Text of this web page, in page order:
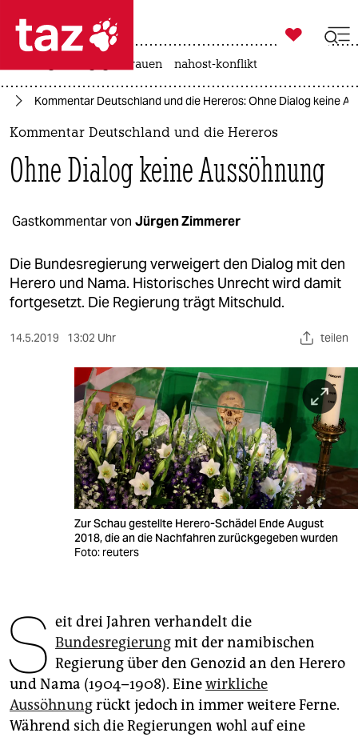
 taz zahl ich
taz zahl ich
politik
öko
gesellschaft
kultur
wahrheit
veranstaltungen
unterstützen
abo
genossenschaft
epaper login

taz zahl ich
gewalt gegen frauen nahost-konflikt
Kommentar Deutschland und die Hereros: Ohne Dialog keine
Kommentar Deutschland und die Hereros
Ohne Dialog keine Aussöhnung
Gastkommentar von Jürgen Zimmerer
Die Bundesregierung verweigert den Dialog mit den
Herero und Nama. Historisches Unrecht wird damit
fortgesetzt. Die Regierung trägt Mitschuld.
14.5.2019 13:02 Uhr teilen
Zur Schau gestellte Herero-Schädel Ende August
2018, die an die Nachfahren zurückgegeben wurden
Foto: reuters
S eit drei Jahren verhandelt die
Bundesregierungmit der namibischen
Regierung über den Genozid an den Herero
und Nama (1904–1908). Einewirkliche
Aussöhnungrückt jedoch in immer weitere Ferne.
Während sich die Regierungen wohl auf eine